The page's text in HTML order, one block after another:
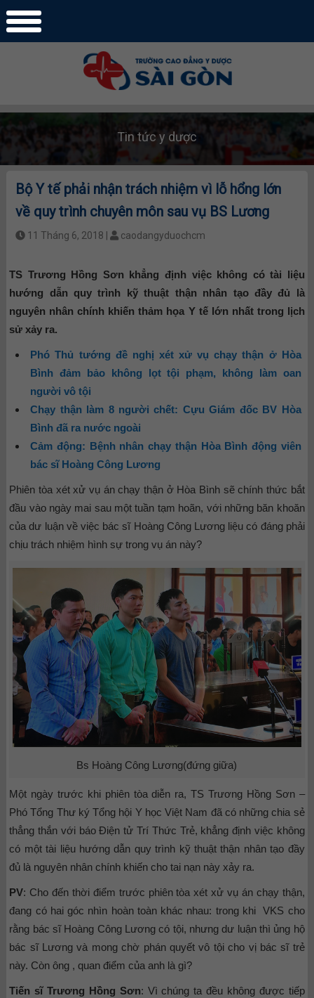
Tin tức y dược
Bộ Y tế phải nhận trách nhiệm vì lỗ hổng lớn
về quy trình chuyên môn sau vụ BS Lương
11 Tháng 6, 2018 | caodangyduochcm
TS Trương Hồng Sơn khẳng định việc không có tài liệu
hướng dẫn quy trình kỹ thuật thận nhân tạo đầy đủ là
nguyên nhân chính khiến thảm họa Y tế lớn nhất trong lịch
sử xảy ra.
Phó Thủ tướng đề nghị xét xử vụ chạy thận ở Hòa
Bình đảm bảo không lọt tội phạm, không làm oan
người vô tội
Chạy thận làm 8 người chết: Cựu Giám đốc BV Hòa
Bình đã ra nước ngoài
Cảm động: Bệnh nhân chạy thận Hòa Bình động viên
bác sĩ Hoàng Công Lương
Phiên tòa xét xử vụ án chạy thận ở Hòa Bình sẽ chính thức bắt
đầu vào ngày mai sau một tuần tạm hoãn, với những băn khoăn
của dư luận về việc bác sĩ Hoàng Công Lương liệu có đáng phải
chịu trách nhiệm hình sự trong vụ án này?
Bs Hoàng Công Lương(đứng giữa)
Một ngày trước khi phiên tòa diễn ra, TS Trương Hồng Sơn –
Phó Tổng Thư ký Tổng hội Y học Việt Nam đã có những chia sẻ
thẳng thắn với báo Điện tử Trí Thức Trẻ, khẳng định việc không
có một tài liệu hướng dẫn quy trình kỹ thuật thận nhân tạo đầy
đủ là nguyên nhân chính khiến cho tai nạn này xảy ra.
PV: Cho đến thời điểm trước phiên tòa xét xử vụ án chạy thận,
đang có hai góc nhìn hoàn toàn khác nhau: trong khi VKS cho
rằng bác sĩ Hoàng Công Lương có tội, nhưng dư luận thì ủng hộ
bác sĩ Lương và mong chờ phán quyết vô tội cho vị bác sĩ trẻ
này. Còn ông , quan điểm của anh là gì?
Tiến sĩ Trương Hồng Sơn: Vì chúng ta đều không được tiếp